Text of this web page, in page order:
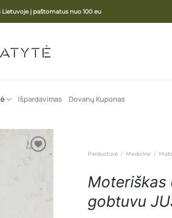
į paštomatus nuo 100 eu
Išpardavimas Dovanų Kuponas
Parduotuvė / Medvilnė /
Moteriškas
gobtuvu